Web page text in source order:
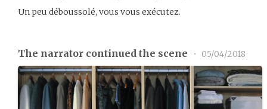
Un peu déboussolé, vous vous exécutez.
The narrator continued the scene • 05/04/2018